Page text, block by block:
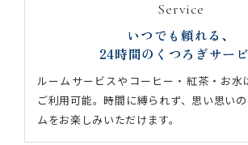
Service
いつでも頼れる、
24時間のくつろぎサー
ルームサービスやコーヒー・紅茶・お水
ご利用可能。時間に縛られず、思い思い
ムをお楽しみいただけます。